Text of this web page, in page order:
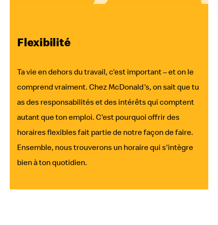
Flexibilité
Ta vie en dehors du travail, c'est important – et on le
comprend vraiment. Chez McDonald's, on sait que tu
as des responsabilités et des intérêts qui comptent
autant que ton emploi. C'est pourquoi offrir des
horaires flexibles fait partie de notre façon de faire.
Ensemble, nous trouverons un horaire qui s'intègre
bien à ton quotidien.